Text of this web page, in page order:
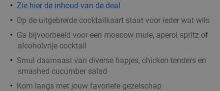
Zie hier de inhoud van de deal
Op de uitgebreide cocktailkaart staat voor ieder wat wils
Ga bijvoorbeeld voor een moscow mule, aperol spritz of
alcoholvrije cocktail
Smul daarnaast van diverse hapjes, chicken tenders en
smashed cucumber salad
Kom langs met jouw favoriete gezelschap